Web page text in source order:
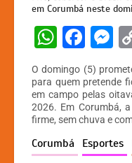
em Corumbá neste
W
h
at
s
A
p
F
a
c
e
b
o
M
s
s
e
n
O domingo (5)
para quem pretende
em campo pelas
2026. Em Corumbá,
firme, sem chuva e
Corumbá Esportes